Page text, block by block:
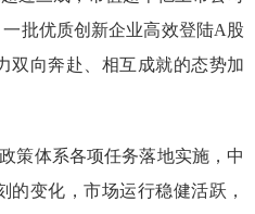
一批优质创新企业高效登陆A股
双向奔赴、相互成就的态势加
政策体系各项任务落地实施，中
的变化，市场运行稳健活跃，